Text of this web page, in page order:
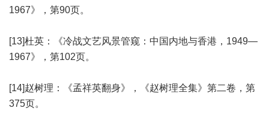
1967》，第90页。
[13]杜英：《冷战文艺风景管窥：中国内地与香港，1949—
1967》，第102页。
[14]赵树理：《孟祥英翻身》，《赵树理全集》第二卷，第
375页。